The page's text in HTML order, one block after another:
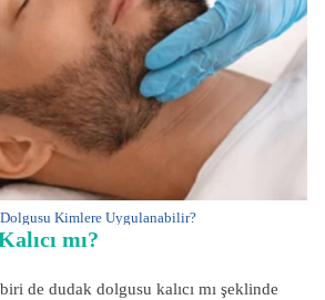
Kimlere Uygulanabilir?
mı?
de dudak dolgusu kalıcı mı şeklinde